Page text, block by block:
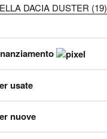
DACIA DUSTER (19)
usate
nuove